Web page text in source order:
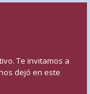
Te invitamos a
dejó en este